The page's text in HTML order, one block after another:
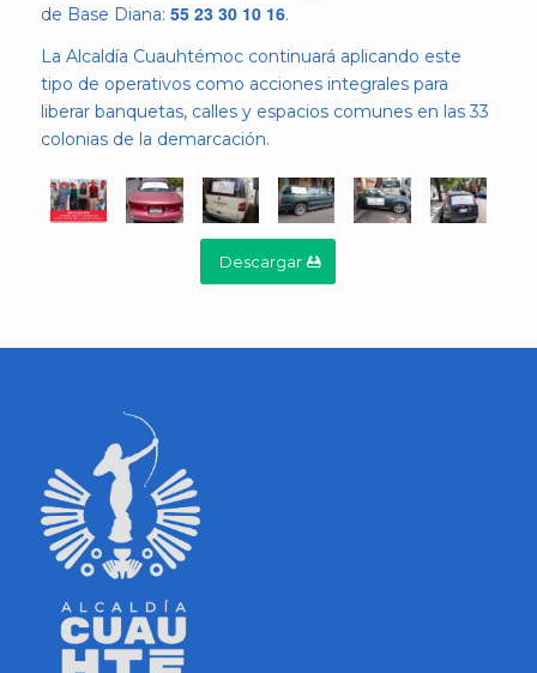
de Base Diana: 55 23 30 10 16.
La Alcaldía Cuauhtémoc continuará aplicando este
tipo de operativos como acciones integrales para
liberar banquetas, calles y espacios comunes en las 33
colonias de la demarcación.
Descargar